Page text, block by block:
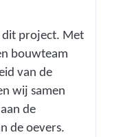
dit project. Met
bouwteam
van de
wij samen
de
de oevers.